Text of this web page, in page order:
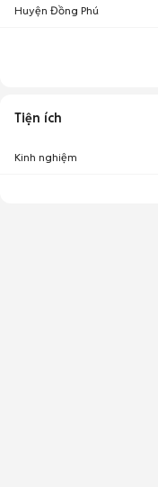
Huyện Đồng Phú
Tiện ích
Kinh nghiệm